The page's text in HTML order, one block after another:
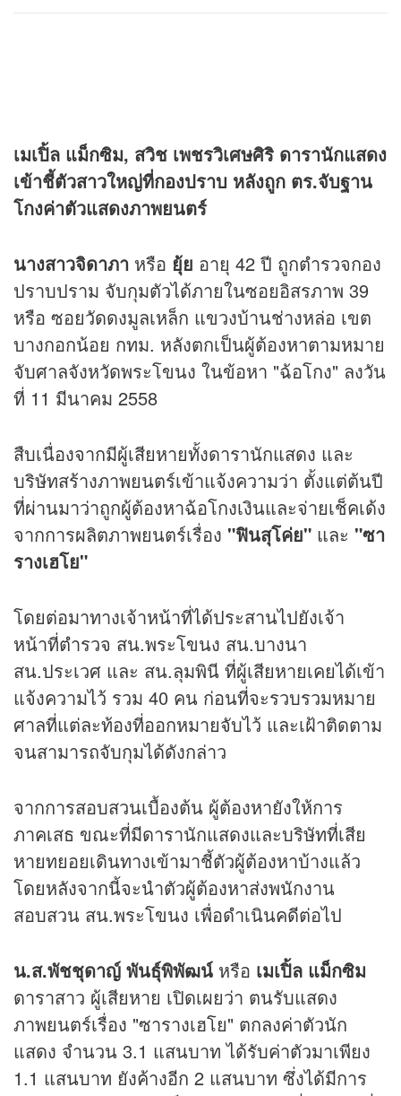
เมเปิ้ล แม็กซิม, สวิช เพชรวิเศษศิริ ดารานักแสดง
เข้าชี้ตัวสาวใหญ่ที่กองปราบ หลังถูก ตร.จับฐาน
โกงค่าตัวแสดงภาพยนตร์
นางสาวจิดาภา หรือ ยุ้ย อายุ 42 ปี ถูกตำรวจกอง
ปราบปราม จับกุมตัวได้ภายในซอยอิสรภาพ 39
หรือ ซอยวัดดงมูลเหล็ก แขวงบ้านช่างหล่อ เขต
บางกอกน้อย กทม. หลังตกเป็นผู้ต้องหาตามหมาย
จับศาลจังหวัดพระโขนง ในข้อหา "ฉ้อโกง" ลงวัน
ที่ 11 มีนาคม 2558
สืบเนื่องจากมีผู้เสียหายทั้งดารานักแสดง และ
บริษัทสร้างภาพยนตร์เข้าแจ้งความว่า ตั้งแต่ต้นปี
ที่ผ่านมาว่าถูกผู้ต้องหาฉ้อโกงเงินและจ่ายเช็คเด้ง
จากการผลิตภาพยนตร์เรื่อง "ฟินสุโค่ย" และ "ซา
รางเฮโย"
โดยต่อมาทางเจ้าหน้าที่ได้ประสานไปยังเจ้า
หน้าที่ตำรวจ สน.พระโขนง สน.บางนา
สน.ประเวศ และ สน.ลุมพินี ที่ผู้เสียหายเคยได้เข้า
แจ้งความไว้ รวม 40 คน ก่อนที่จะรวบรวมหมาย
ศาลที่แต่ละท้องที่ออกหมายจับไว้ และเฝ้าติดตาม
จนสามารถจับกุมได้ดังกล่าว
จากการสอบสวนเบื้องต้น ผู้ต้องหายังให้การ
ภาคเสธ ขณะที่มีดารานักแสดงและบริษัทที่เสีย
หายทยอยเดินทางเข้ามาชี้ตัวผู้ต้องหาบ้างแล้ว
โดยหลังจากนี้จะนำตัวผู้ต้องหาส่งพนักงาน
สอบสวน สน.พระโขนง เพื่อดำเนินคดีต่อไป
น.ส.พัชชุดาญ์ พันธุ์พิพัฒน์ หรือ เมเปิ้ล แม็กซิม
ดาราสาว ผู้เสียหาย เปิดเผยว่า ตนรับแสดง
ภาพยนตร์เรื่อง "ซารางเฮโย" ตกลงค่าตัวนัก
แสดง จำนวน 3.1 แสนบาท ได้รับค่าตัวมาเพียง
1.1 แสนบาท ยังค้างอีก 2 แสนบาท ซึ่งได้มีการ